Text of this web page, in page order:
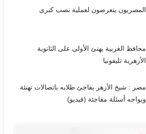
المصريون يتعرضون لعملية نصب كبرى
محافظ الغربية يهنئ الأولى على الثانوية
الأزهرية تليفونيا
مصر : شيخ الأزهر يفاجئ طلابه باتصالات تهنئة
ويواجه أسئلة مفاجئة (فيديو)